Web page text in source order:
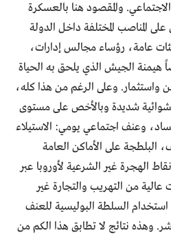
والمقصود هنا بالعسكرة
المناصب المختلفة داخل الدولة
عامة، رؤساء مجالس إدارات،
هيمنة الجيش الذي يلحق به الحياة
واستثمار. وعلى الرغم من هذا كله،
شديدة وبالأخص على مستوى
وعنف اجتماعي يومي: الاستيلاء
البلطجة على الأماكن العامة
الهجرة غير الشرعية لأوروبا عبر
من التهريب والتجارة غير
السلطة البوليسية للعنف
وهذه نتائج لا تطابق هذا الكم من